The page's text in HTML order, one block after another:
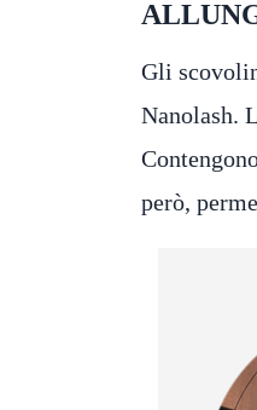
Gli
Nanolash.
però,